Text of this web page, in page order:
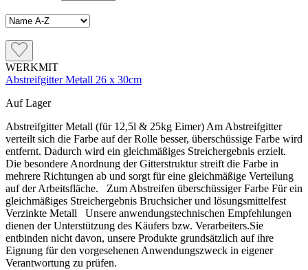
WERKMIT
Abstreifgitter Metall 26 x 30cm
Auf Lager
Abstreifgitter Metall (für 12,5l & 25kg Eimer) Am Abstreifgitter
verteilt sich die Farbe auf der Rolle besser, überschüssige Farbe wird
entfernt. Dadurch wird ein gleichmäßiges Streichergebnis erzielt.
Die besondere Anordnung der Gitterstruktur streift die Farbe in
mehrere Richtungen ab und sorgt für eine gleichmäßige Verteilung
auf der Arbeitsfläche. Zum Abstreifen überschüssiger Farbe Für ein
gleichmäßiges Streichergebnis Bruchsicher und lösungsmittelfest
Verzinkte Metall Unsere anwendungstechnischen Empfehlungen
dienen der Unterstützung des Käufers bzw. Verarbeiters.Sie
entbinden nicht davon, unsere Produkte grundsätzlich auf ihre
Eignung für den vorgesehenen Anwendungszweck in eigener
Verantwortung zu prüfen.